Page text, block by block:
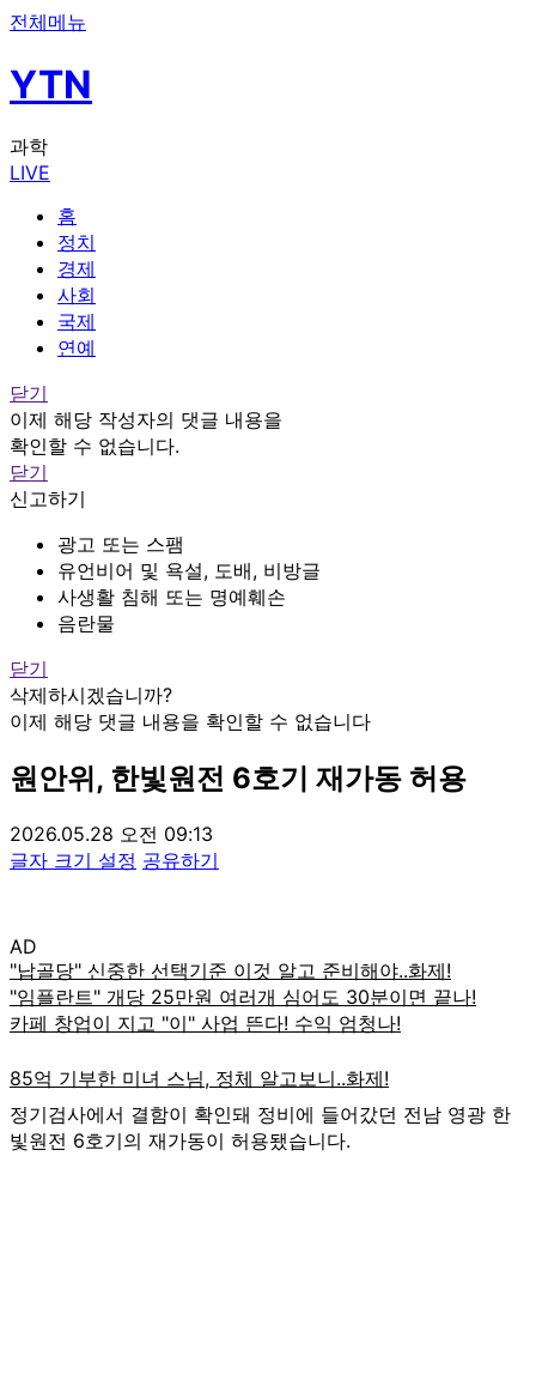
전체메뉴
YTN
과학
LIVE
홈
정치
경제
사회
국제
연예
닫기
이제 해당 작성자의 댓글 내용을
확인할 수 없습니다.
닫기
신고하기
광고 또는 스팸
유언비어 및 욕설, 도배, 비방글
사생활 침해 또는 명예훼손
음란물
닫기
삭제하시겠습니까?
이제 해당 댓글 내용을 확인할 수 없습니다
원안위, 한빛원전 6호기 재가동 허용
2026.05.28 오전 09:13
글자 크기 설정 공유하기
AD
정기검사에서 결함이 확인돼 정비에 들어갔던 전남 영광 한
빛원전 6호기의 재가동이 허용됐습니다.